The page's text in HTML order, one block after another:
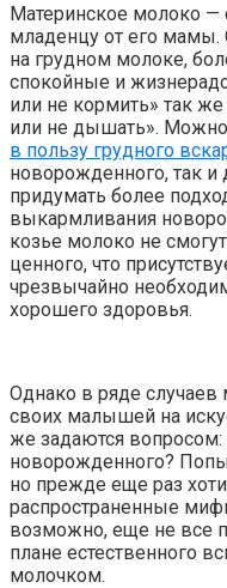
Материнское молоко
младенцу от его мамы.
на грудном молоке,
спокойные и
или не кормить» так
или не дышать».
в пользу грудного
новорожденного, так
придумать более
выкармливания
козье молоко не
ценного, что
чрезвычайно
хорошего здоровья.
Однако в ряде
своих малышей на
же задаются
новорожденного?
но прежде еще раз
распространенные
возможно, еще не все
плане естественного
молочком.